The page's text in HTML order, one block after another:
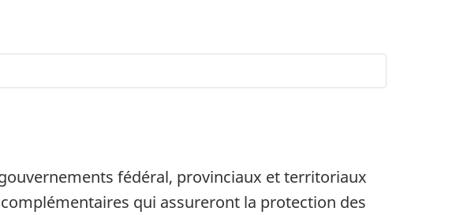
fédéral, provinciaux et territoriaux
qui assureront la protection des